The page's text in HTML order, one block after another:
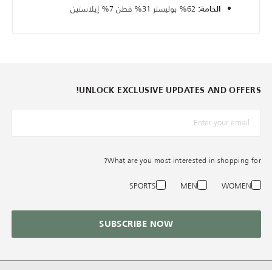
الخامة: 62% بوليستر 31% قطن 7% إيلاستين
UNLOCK EXCLUSIVE UPDATES AND OFFERS!
*البريد الإلكترونيّ
What are you most interested in shopping for?
WOMEN
MEN
SPORTS
SUBSCRIBE NOW